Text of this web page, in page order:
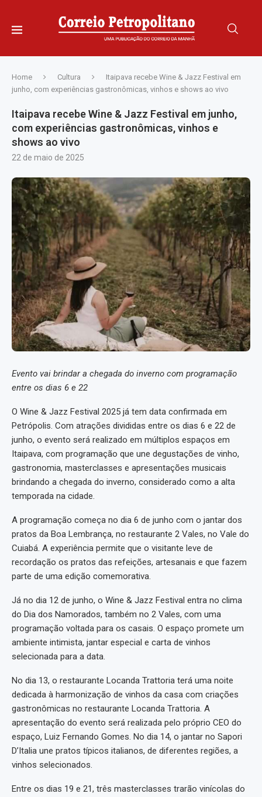
Home Cultura
Itaipava recebe Wine & Jazz Festival em
junho, com experiências gastronômicas, vinhos e shows ao vivo
Itaipava recebe Wine & Jazz Festival em junho,
com experiências gastronômicas, vinhos e
shows ao vivo
22 de maio de 2025
Evento vai brindar a chegada do inverno com programação
entre os dias 6 e 22
O Wine & Jazz Festival 2025 já tem data confirmada em
Petrópolis. Com atrações divididas entre os dias 6 e 22 de
junho, o evento será realizado em múltiplos espaços em
Itaipava, com programação que une degustações de vinho,
gastronomia, masterclasses e apresentações musicais
brindando a chegada do inverno, considerado como a alta
temporada na cidade.
A programação começa no dia 6 de junho com o jantar dos
pratos da Boa Lembrança, no restaurante 2 Vales, no Vale do
Cuiabá. A experiência permite que o visitante leve de
recordação os pratos das refeições, artesanais e que fazem
parte de uma edição comemorativa.
Já no dia 12 de junho, o Wine & Jazz Festival entra no clima
do Dia dos Namorados, também no 2 Vales, com uma
programação voltada para os casais. O espaço promete um
ambiente intimista, jantar especial e carta de vinhos
selecionada para a data.
No dia 13, o restaurante Locanda Trattoria terá uma noite
dedicada à harmonização de vinhos da casa com criações
gastronômicas no restaurante Locanda Trattoria. A
apresentação do evento será realizada pelo próprio CEO do
espaço, Luiz Fernando Gomes. No dia 14, o jantar no Sapori
D’Italia une pratos típicos italianos, de diferentes regiões, a
vinhos selecionados.
Entre os dias 19 e 21, três masterclasses trarão vinícolas do